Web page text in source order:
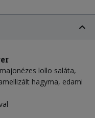
lollo saláta,
hagyma, edami